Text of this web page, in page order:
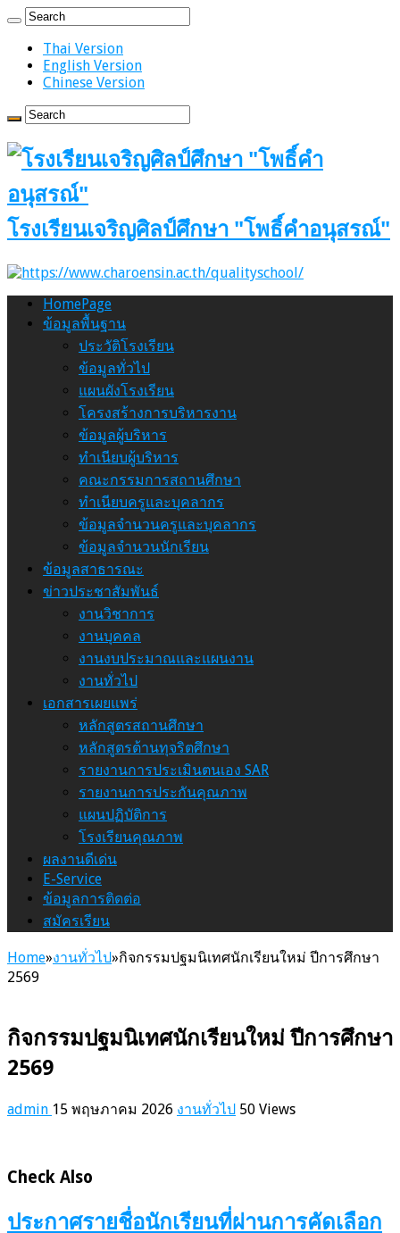
Thai Version
English Version
Chinese Version
โรงเรียนเจริญศิลป์ศึกษา "โพธิ์คำอนุสรณ์"
HomePage
ข้อมูลพื้นฐาน
ประวัติโรงเรียน
ข้อมูลทั่วไป
แผนผังโรงเรียน
โครงสร้างการบริหารงาน
ข้อมูลผู้บริหาร
ทำเนียบผู้บริหาร
คณะกรรมการสถานศึกษา
ทำเนียบครูและบุคลากร
ข้อมูลจำนวนครูและบุคลากร
ข้อมูลจำนวนนักเรียน
ข้อมูลสาธารณะ
ข่าวประชาสัมพันธ์
งานวิชาการ
งานบุคคล
งานงบประมาณและแผนงาน
งานทั่วไป
เอกสารเผยแพร่
หลักสูตรสถานศึกษา
หลักสูตรต้านทุจริตศึกษา
รายงานการประเมินตนเอง SAR
รายงานการประกันคุณภาพ
แผนปฏิบัติการ
โรงเรียนคุณภาพ
ผลงานดีเด่น
E-Service
ข้อมูลการติดต่อ
สมัครเรียน
Home»งานทั่วไป»กิจกรรมปฐมนิเทศนักเรียนใหม่ ปีการศึกษา
2569
กิจกรรมปฐมนิเทศนักเรียนใหม่ ปีการศึกษา
2569
admin 15 พฤษภาคม 2026 งานทั่วไป 50 Views
Check Also
ประกาศรายชื่อนักเรียนที่ผ่านการคัดเลือก